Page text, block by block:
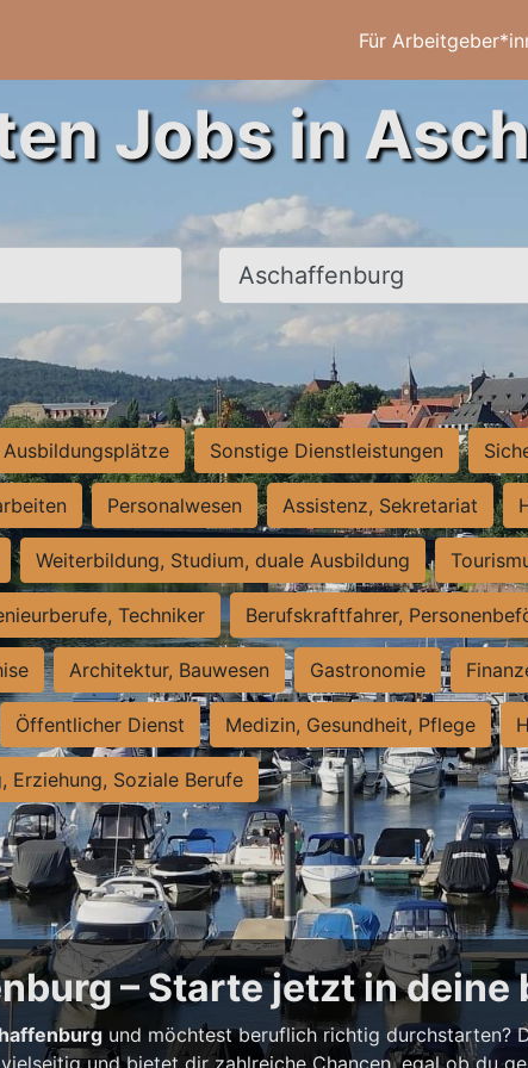
Für
Jobs in
Ort, Stadt
Ausbildungsplätze Sonstige Dienstleistungen
Personalwesen Assistenz, Sekretariat
Weiterbildung, Studium, duale Ausbildung
Techniker Berufskraftfahrer,
Architektur, Bauwesen Gastronomie
Öffentlicher Dienst Medizin, Gesundheit, Pflege
Erziehung, Soziale Berufe
– Starte jetzt in
und möchtest beruflich richtig durchstarten?